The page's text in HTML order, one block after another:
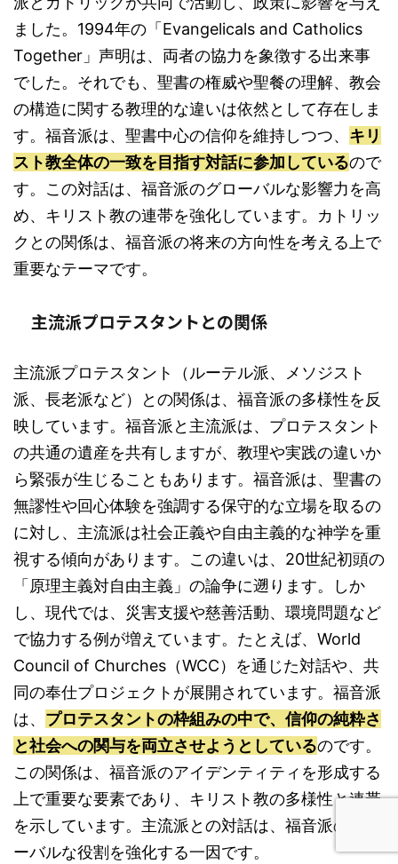
ました。1994年の「Evangelicals and Catholics
Together」声明は、両者の協力を象徴する出来事
でした。それでも、聖書の権威や聖餐の理解、教会
の構造に関する教理的な違いは依然として存在しま
す。福音派は、聖書中心の信仰を維持しつつ、 キリ
スト教全体の一致を目指す対話に参加しているので
す。この対話は、福音派のグローバルな影響力を高
め、キリスト教の連帯を強化しています。カトリッ
クとの関係は、福音派の将来の方向性を考える上で
重要なテーマです。
主流派プロテスタントとの関係
主流派プロテスタント（ルーテル派、メソジスト
派、長老派など）との関係は、福音派の多様性を反
映しています。福音派と主流派は、プロテスタント
の共通の遺産を共有しますが、教理や実践の違いか
ら緊張が生じることもあります。福音派は、聖書の
無謬性や回心体験を強調する保守的な立場を取るの
に対し、主流派は社会正義や自由主義的な神学を重
視する傾向があります。この違いは、20世紀初頭の
「原理主義対自由主義」の論争に遡ります。しか
し、現代では、災害支援や慈善活動、環境問題など
で協力する例が増えています。たとえば、World
Council of Churches（WCC）を通じた対話や、共
同の奉仕プロジェクトが展開されています。福音派
は、 プロテスタントの枠組みの中で、信仰の純粋さ
と社会への関与を両立させようとしているのです。
この関係は、福音派のアイデンティティを形成する
上で重要な要素であり、キリスト教の多様性と連帯
を示しています。主流派との対話は、福音派のグロ
ーバルな役割を強化する一因です。